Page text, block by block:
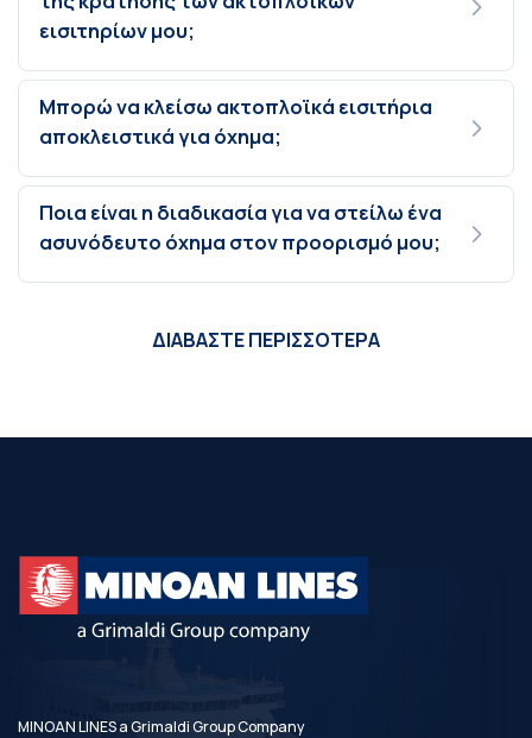
εισιτηρίων μου;
Μπορώ να κλείσω ακτοπλοϊκά εισιτήρια
αποκλειστικά για όχημα;
Ποια είναι η διαδικασία για να στείλω ένα
ασυνόδευτο όχημα στον προορισμό μου;
ΔΙΑΒΑΣΤΕ ΠΕΡΙΣΣΟΤΕΡΑ
MINOAN LINES a Grimaldi Group Company